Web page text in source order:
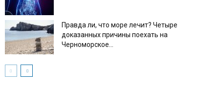
Правда ли, что море лечит? Четыре
доказанных причины поехать на
Черноморское...